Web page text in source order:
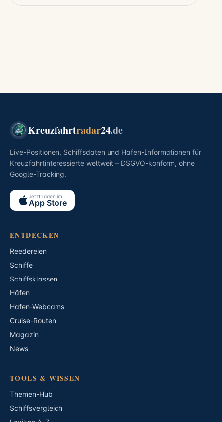
Kreuzfahrtradar24.de
Live-Positionen, Schiffsdaten und Hafen-Informationen für
Kreuzfahrtinteressierte weltweit – DSGVO-konform, ohne
Google-Tracking.
Jetzt laden im
App Store
ENTDECKEN
Reedereien
Schiffe
Schiffsklassen
Häfen
Hafen-Webcams
Cruise-Routen
Magazin
News
TOOLS & WISSEN
Themen-Hub
Schiffsvergleich